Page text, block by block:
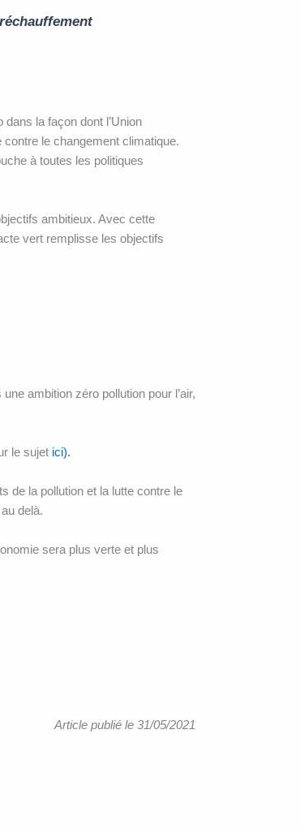
la façon dont l’Union
le changement climatique.
à toutes les politiques
ambitieux. Avec cette
vert remplisse les objectifs
ambition zéro pollution pour l’air,
le sujet ici).
de la pollution et la lutte contre le
delà.
sera plus verte et plus
Article publié le 31/05/2021